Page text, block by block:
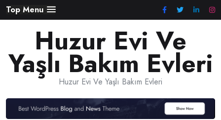
Skip
to
Top Menu
Huzur Evi Ve
Yaşlı Bakım Evleri
Huzur Evi Ve Yaşlı Bakım Evleri